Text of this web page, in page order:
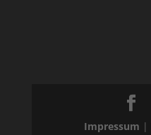
Impressum |